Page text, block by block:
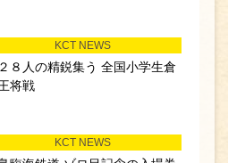
KCT NEWS
８人の精鋭集う 全国小学生倉
将戦
KCT NEWS